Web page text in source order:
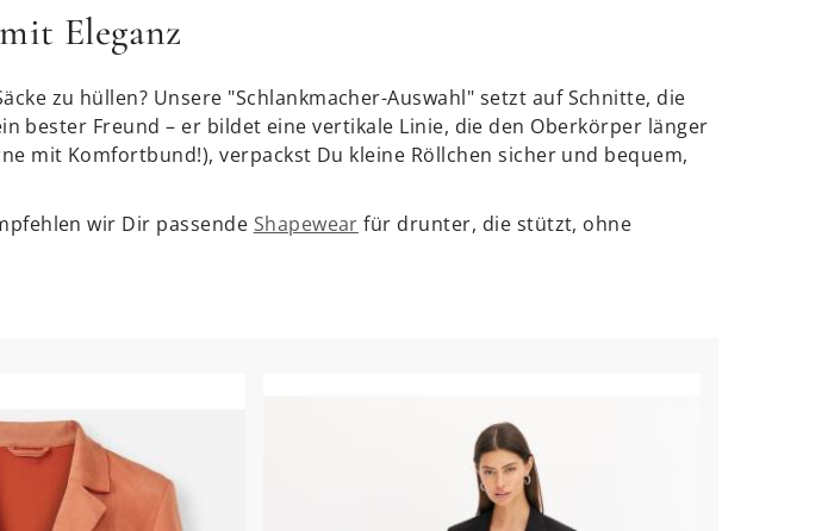
Eleganz
zu hüllen? Unsere "Schlankmacher-Auswahl" setzt auf Schnitte, die
bester Freund – er bildet eine vertikale Linie, die den Oberkörper länger
mit Komfortbund!), verpackst Du kleine Röllchen sicher und bequem,
wir Dir passende Shapewear für drunter, die stützt, ohne